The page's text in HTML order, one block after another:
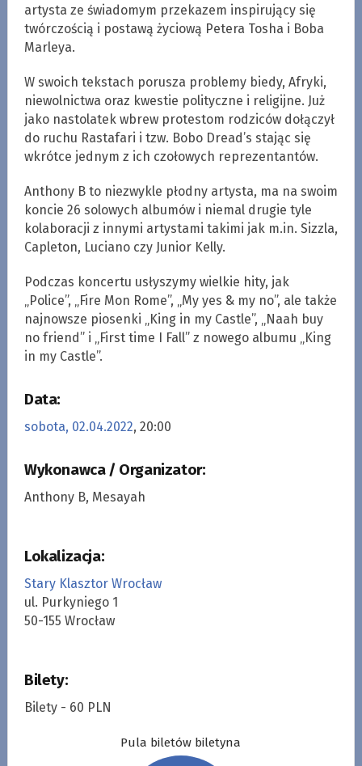
artysta ze świadomym przekazem inspirujący się
twórczością i postawą życiową Petera Tosha i Boba
Marleya.
W swoich tekstach porusza problemy biedy, Afryki,
niewolnictwa oraz kwestie polityczne i religijne. Już
jako nastolatek wbrew protestom rodziców dołączył
do ruchu Rastafari i tzw. Bobo Dread’s stając się
wkrótce jednym z ich czołowych reprezentantów.
Anthony B to niezwykle płodny artysta, ma na swoim
koncie 26 solowych albumów i niemal drugie tyle
kolaboracji z innymi artystami takimi jak m.in. Sizzla,
Capleton, Luciano czy Junior Kelly.
Podczas koncertu usłyszymy wielkie hity, jak
„Police”, „Fire Mon Rome”, „My yes & my no”, ale także
najnowsze piosenki „King in my Castle”, „Naah buy
no friend” i „First time I Fall” z nowego albumu „King
in my Castle”.
Data:
sobota, 02.04.2022, 20:00
Wykonawca / Organizator:
Anthony B, Mesayah
Lokalizacja:
Stary Klasztor Wrocław
ul. Purkyniego 1
50-155 Wrocław
Bilety:
Bilety - 60 PLN
Pula biletów biletyna